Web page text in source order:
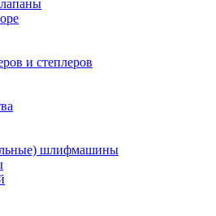
и степлеров
шлифмашины